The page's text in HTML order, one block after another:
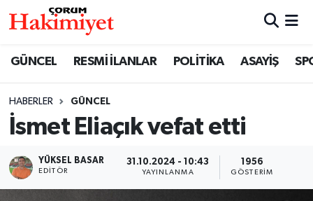
GÜNCEL RESMİ İLANLAR POLİTİKA ASAYİŞ
HABERLER GÜNCEL
İsmet Eliaçık vefat etti
YÜKSEL BASAR
EDITÖR
31.10.2024 - 10:43
YAYINLANMA
1956
GÖSTERIM
SAĞLIK
ASAYİŞ
Nöbetçi Eczaneler
Çorum Namaz Vakitleri
Trafik Durumu